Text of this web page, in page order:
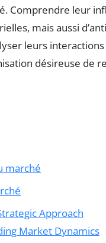
Comprendre leur
mais aussi
leurs
désireuse de
marché
Approach
Market Dynamics